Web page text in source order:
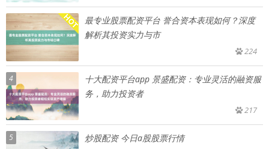
最专业股票配资平台 誉合资本表现如何？深度
解析其投资实力与市
224
4
十大配资平台app 景盛配资：专业灵活的融资服
务，助力投资者
217
5 炒股配资 今日a股股票行情